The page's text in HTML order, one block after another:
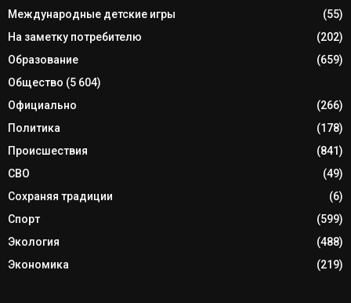
Международные детские игры
(55)
На заметку потребителю
(202)
Образование
(659)
Общество (5 604)
Официально
(266)
Политика
(178)
Происшествия
(841)
СВО
(49)
Сохраняя традиции
(6)
Спорт
(599)
Экология
(488)
Экономика
(219)